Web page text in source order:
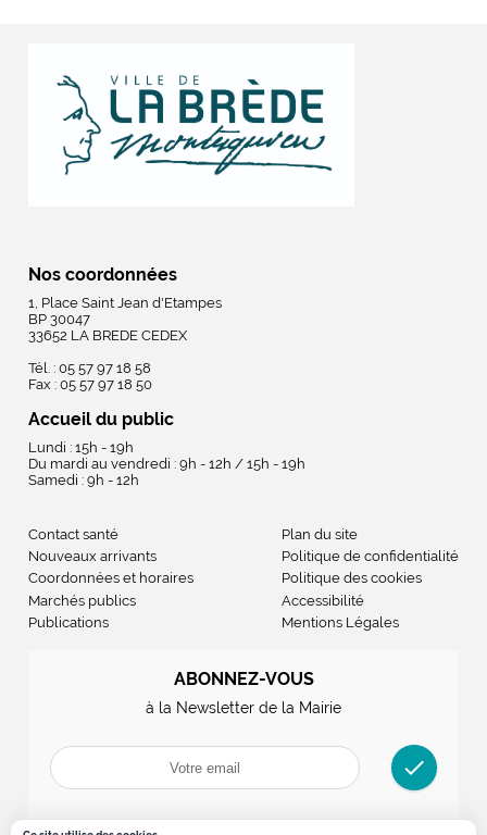
Nos coordonnées
1, Place Saint Jean d'Etampes
BP 30047
33652 LA BREDE CEDEX
Tél. : 05 57 97 18 58
Fax : 05 57 97 18 50
Accueil du public
Lundi : 15h - 19h
Du mardi au vendredi : 9h - 12h / 15h - 19h
Samedi : 9h - 12h
Contact santé
Nouveaux arrivants
Coordonnées et horaires
Marchés publics
Publications
Plan du site
Politique de confidentialité
Politique des cookies
Accessibilité
Mentions Légales
ABONNEZ-VOUS
à la Newsletter de la Mairie
check